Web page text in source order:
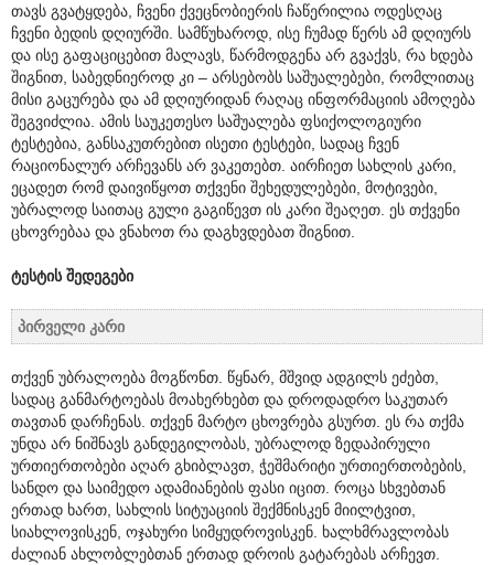
თავს გვატყდება, ჩვენი ქვეცნობიერის ჩაწერილია ოდესღაც
ჩვენი ბედის დღიურში. სამწუხაროდ, ისე ჩუმად წერს ამ დღიურს
და ისე გაფაციცებით მალავს, წარმოდგენა არ გვაქვს, რა ხდება
შიგნით, საბედნიეროდ კი – არსებობს საშუალებები, რომლითაც
მისი გაცურება და ამ დღიურიდან რაღაც ინფორმაციის ამოღება
შეგვიძლია. ამის საუკეთესო საშუალება ფსიქოლოგიური
ტესტებია, განსაკუთრებით ისეთი ტესტები, სადაც ჩვენ
რაციონალურ არჩევანს არ ვაკეთებთ. აირჩიეთ სახლის კარი,
ეცადეთ რომ დაივიწყოთ თქვენი შეხედულებები, მოტივები,
უბრალოდ საითაც გული გაგიწევთ ის კარი შეაღეთ. ეს თქვენი
ცხოვრებაა და ვნახოთ რა დაგხვდებათ შიგნით.
ტესტის შედეგები
პირველი კარი
თქვენ უბრალოება მოგწონთ. წყნარ, მშვიდ ადგილს ეძებთ,
სადაც განმარტოებას მოახერხებთ და დროდადრო საკუთარ
თავთან დარჩენას. თქვენ მარტო ცხოვრება გსურთ. ეს რა თქმა
უნდა არ ნიშნავს განდეგილობას, უბრალოდ ზედაპირული
ურთიერთობები აღარ გხიბლავთ, ჭეშმარიტი ურთიერთობების,
სანდო და საიმედო ადამიანების ფასი იცით. როცა სხვებთან
ერთად ხართ, სახლის სიტუაციის შექმნისკენ მიილტვით,
სიახლოვისკენ, ოჯახური სიმყუდროვისკენ. ხალხმრავლობას
ძალიან ახლობლებთან ერთად დროის გატარებას არჩევთ.